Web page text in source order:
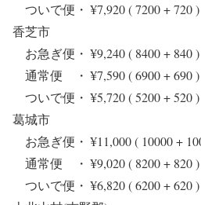
ついで便・ ¥7,920 ( 7200 +
香芝市
お急ぎ便・ ¥9,240 ( 8400 +
通常便 ・ ¥7,590 ( 6900 +
ついで便・ ¥5,720 ( 5200 +
葛城市
お急ぎ便・ ¥11,000 ( 10000 +
通常便 ・ ¥9,020 ( 8200 +
ついで便・ ¥6,820 ( 6200 +